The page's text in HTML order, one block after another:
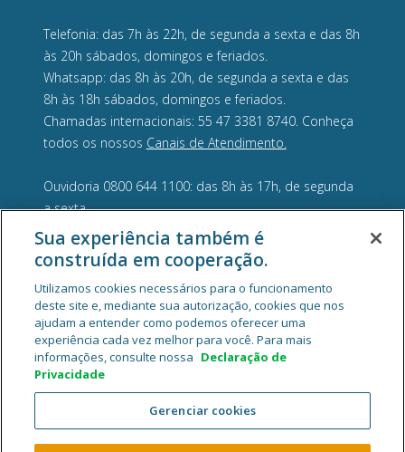
Telefonia: das 7h às 22h, de segunda a sexta e das 8h
às 20h sábados, domingos e feriados.
Whatsapp: das 8h às 20h, de segunda a sexta e das
8h às 18h sábados, domingos e feriados.
Chamadas internacionais: 55 47 3381 8740. Conheça
todos os nossos Canais de Atendimento.
Ouvidoria 0800 644 1100: das 8h às 17h, de segunda
a sexta.
Cooperativa Central de Crédito Ailos - CNPJ 05.463.212/0001-29
Sua experiência também é
construída em cooperação.
Utilizamos cookies necessários para o funcionamento
deste site e, mediante sua autorização, cookies que nos
ajudam a entender como podemos oferecer uma
experiência cada vez melhor para você. Para mais
informações, consulte nossa Declaração de
Privacidade
Gerenciar cookies